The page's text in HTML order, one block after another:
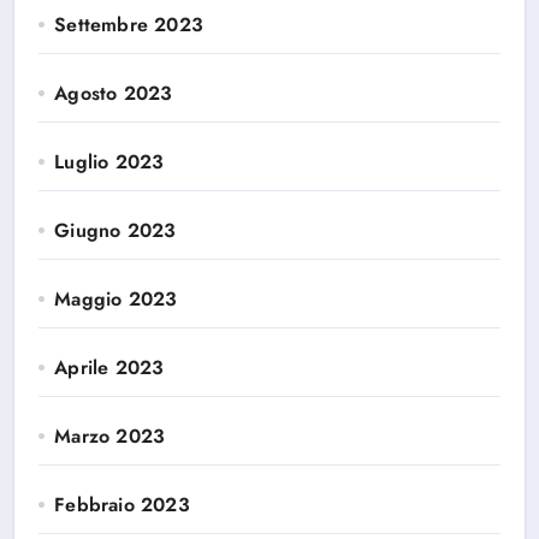
Settembre 2023
Agosto 2023
Luglio 2023
Giugno 2023
Maggio 2023
Aprile 2023
Marzo 2023
Febbraio 2023